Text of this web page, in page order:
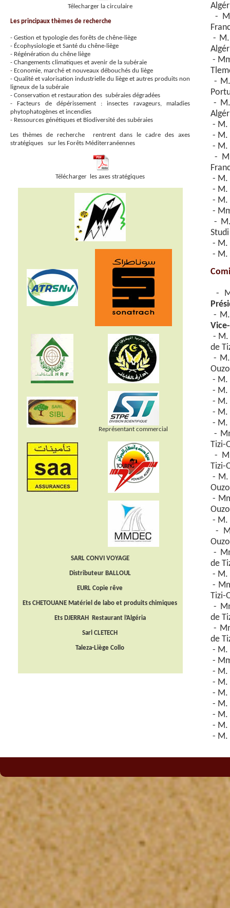
Télecharger la circulaire
Les principaux thèmes de recherche
- Gestion et typologie des forêts de chêne-liège
- Écophysiologie et Santé du chêne-liège
- Régénération du chêne liège
- Changements climatiques et avenir de la subéraie
- Economie, marché et nouveaux débouchés du liège
- Qualité et valorisation industrielle du liège et autres produits non
ligneux de la subéraie
- Conservation et restauration des subéraies dégradées
- Facteurs de dépérissement : insectes ravageurs, maladies
phytophatogènes et incendies
- Ressources génétiques et Biodiversité des subéraies
Les thèmes de recherche rentrent dans le cadre des axes
stratégiques sur les Forêts Méditerranéennes
Télécharger les axes stratégiques
Représentant commercial
SARL CONVI VOYAGE
Distributeur BALLOUL
EURL Copie rêve
Ets CHETOUANE Matériel de labo et produits chimiques
Ets DJERRAH Restaurant l’Algéria
Sarl CLETECH
Taleza-Liège Collo
-
- M.
-
-
- M.
- M.
- M.
- M.
-
- M.
- M.
- M.
-
-
- M.
- M.
-
- M.
- M.
de
- M.
- M.
- M.
- M.
- M.
- M.
-
Tizi-
-
Tizi-
- M.
-
- M.
-
-
de
- M.
-
Tizi-
-
de
-
de
- M.
-
- M.
- M.
- M.
- M.
- M.
- M.
- M.